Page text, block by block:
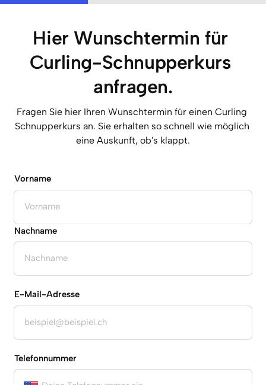
Hier Wunschtermin für
Curling-Schnupperkurs
anfragen.
Fragen Sie hier Ihren Wunschtermin für einen Curling
Schnupperkurs an. Sie erhalten so schnell wie möglich
eine Auskunft, ob's klappt.
Vorname
Vorname
Nachname
E-Mail-Adresse
Telefonnummer